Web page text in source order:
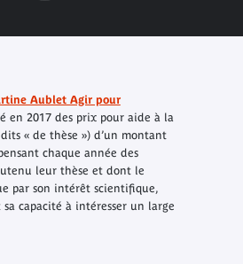
Aublet Agir pour
en 2017 des prix pour aide à la
« de thèse ») d’un montant
chaque année des
leur thèse et dont le
par son intérêt scientifique,
capacité à intéresser un large